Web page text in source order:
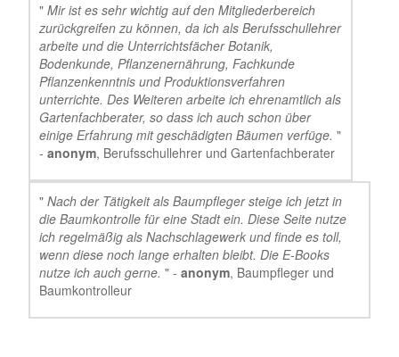
" Mir ist es sehr wichtig auf den Mitgliederbereich
zurückgreifen zu können, da ich als Berufsschullehrer
arbeite und die Unterrichtsfächer Botanik,
Bodenkunde, Pflanzenernährung, Fachkunde
Pflanzenkenntnis und Produktionsverfahren
unterrichte. Des Weiteren arbeite ich ehrenamtlich als
Gartenfachberater, so dass ich auch schon über
einige Erfahrung mit geschädigten Bäumen verfüge. "
- anonym, Berufsschullehrer und Gartenfachberater
" Nach der Tätigkeit als Baumpfleger steige ich jetzt in
die Baumkontrolle für eine Stadt ein. Diese Seite nutze
ich regelmäßig als Nachschlagewerk und finde es toll,
wenn diese noch lange erhalten bleibt. Die E-Books
nutze ich auch gerne. " - anonym, Baumpfleger und
Baumkontrolleur